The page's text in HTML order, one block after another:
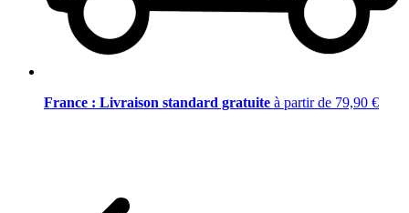
France : Livraison standard gratuite à partir de 79,90 €